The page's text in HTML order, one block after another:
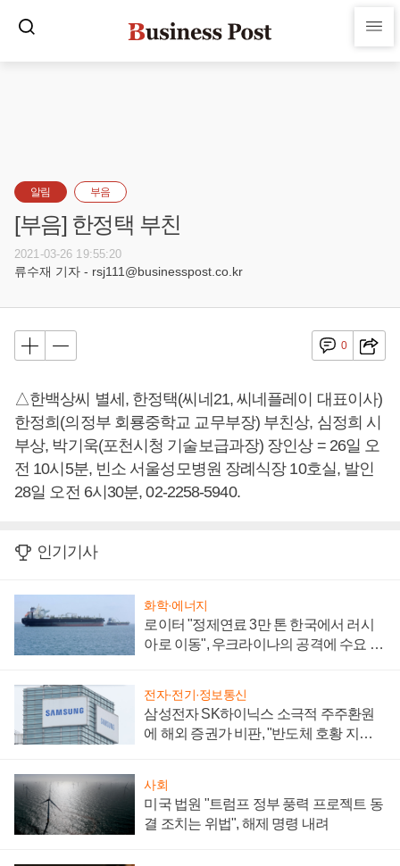
알림 부음
[부음] 한정택 부친
2021-03-26 19:55:20
류수재 기자 - rsj111@businesspost.co.kr
0
△한백상씨 별세, 한정택(씨네21, 씨네플레이 대표이사)
한정희(의정부 회룡중학교 교무부장) 부친상, 심정희 시
부상, 박기욱(포천시청 기술보급과장) 장인상 = 26일 오
전 10시5분, 빈소 서울성모병원 장례식장 10호실, 발인
28일 오전 6시30분, 02-2258-5940.
인기기사
화학·에너지
로이터 "정제연료 3만 톤 한국에서 러시
아로 이동", 우크라이나의 공격에 수요 늘
전자·전기·정보통신
삼성전자 SK하이닉스 소극적 주주환원
에 해외 증권가 비판, "반도체 호황 지속
사회
미국 법원 "트럼프 정부 풍력 프로젝트 동
결 조치는 위법", 해제 명령 내려